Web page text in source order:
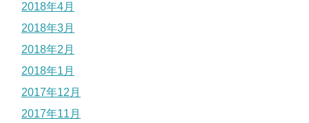
2018年4月
2018年3月
2018年2月
2018年1月
2017年12月
2017年11月